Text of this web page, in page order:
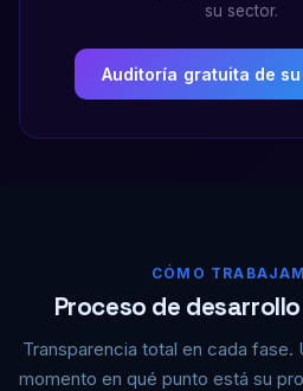
su sector.
Auditoría gratuita de
CÓMO
Proceso de
Transparencia total en cada fase.
momento en qué punto está su